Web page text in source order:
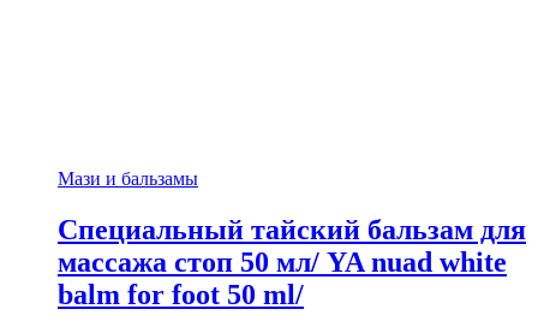
Мази и бальзамы
Специальный тайский бальзам для
массажа стоп 50 мл/ YA nuad white
balm for foot 50 ml/